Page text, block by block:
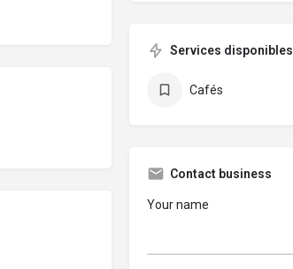
Services disponibles
Cafés
Contact business
Your name